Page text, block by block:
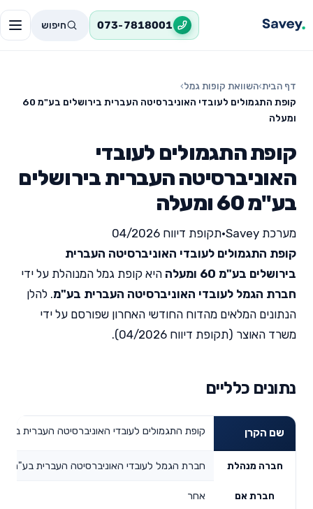
073-7818001 חיפוש
דף הבית›השוואת קופות גמל›
קופת התגמולים לעובדי האוניברסיטה העברית בירושלים בע"מ 60
ומעלה
קופת התגמולים לעובדי
האוניברסיטה העברית בירושלים
בע"מ 60 ומעלה
מערכת Savey •תקופת דיווח 04/2026
קופת התגמולים לעובדי האוניברסיטה העברית
בירושלים בע"מ 60 ומעלה
היא קופת גמל המנוהלת על ידי
חברת הגמל לעובדי האוניברסיטה העברית בע"מ. להלן
הנתונים המלאים מהדוח החודשי האחרון שפורסם על ידי
משרד האוצר (תקופת דיווח 04/2026).
נתונים כלליים
שם הקרן קופת התגמולים לעובדי האוניברסיטה העברית בירושלים
חברה מנהלת חברת הגמל לעובדי האוניברסיטה העברית בע"מ
חברת אם אחר